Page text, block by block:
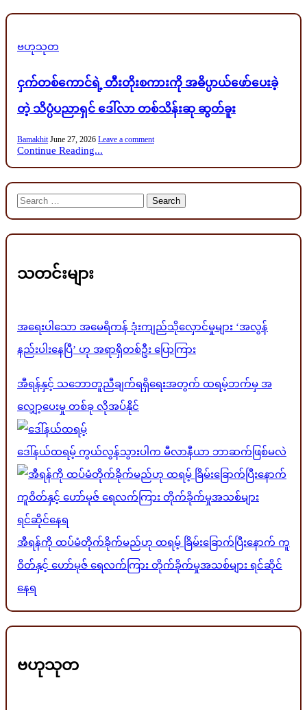
in
ဗဟုသုတ
ငှက်တစ်ကောင်ရဲ့ တီးတိုးစကားကို အဓိပ္ပာယ်ဖော်ပေးခဲ့
တဲ့ သိပ္ပံပညာရှင် ဒေါ်လာ တစ်သိန်းဆု ဆွတ်ခူး
Bamakhit June 27, 2026 Leave a comment
Continue Reading...
Search
for:
သတင်းများ
အရေးပါသော အမေရိကန် ဒုံးကျည်သိုလှောင်မှုများ ‘အလွန်
နည်းပါးနေပြီ’ ဟု အရာရှိတစ်ဦး ပြောကြား
အီရန်နှင့် သဘောတူညီချက်ရရှိရေးအတွက် ထရမ့်ဘက်မှ အ
လျှော့ပေးမှု တစ်ခု လိုအပ်နိုင်
ဒေါ်နယ်ထရမ့် ကွယ်လွန်သွားပါက မီလာနီယာ ဘာဆက်ဖြစ်မလဲ
အီရန်ကို ထပ်မံတိုက်ခိုက်မည်ဟု ထရမ့် ခြိမ်းခြောက်ပြီးနောက် ကူ
ဝိတ်နှင့် ဟော်မုဇ် ရေလက်ကြား တိုက်ခိုက်မှုအသစ်များ ရင်ဆိုင်
နေရ
ဗဟုသုတ